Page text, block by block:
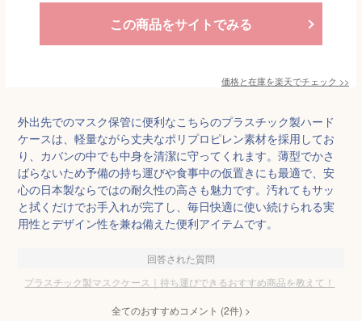
この商品をサイトでみる
価格と在庫を楽天でチェック >>
外出先でのマスク保管に便利なこちらのプラスチック製ハード
ケースは、軽量ながら丈夫なポリプロピレン素材を採用してお
り、カバンの中でも中身を清潔に守ってくれます。薄型でかさ
ばらないため予備の持ち運びや食事中の仮置きにも最適で、安
心の日本製ならではの耐久性の高さも魅力です。汚れてもサッ
と拭くだけでお手入れが完了し、毎日快適に使い続けられる実
用性とデザイン性を兼ね備えた便利アイテムです。
回答された質問
プラスチック製マスクケース｜持ち運びできるおすすめ商品を教えて！
全てのおすすめコメント (2件) >